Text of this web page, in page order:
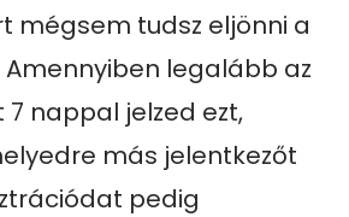
mégsem tudsz eljönni a
Amennyiben legalább az
nappal jelzed ezt,
más jelentkezőt
pedig